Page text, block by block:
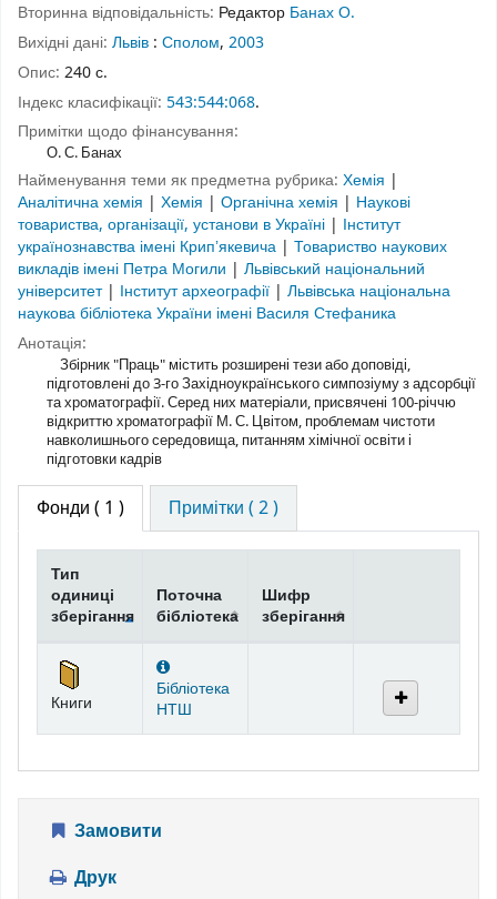
Вторинна відповідальність: Редактор Банах О.
Вихідні дані: Львів : Сполом, 2003
Опис: 240 с.
Індекс класифікації: 543:544:068.
Примітки щодо фінансування:
О. С. Банах
Найменування теми як предметна рубрика: Хемія |
Аналітична хемія | Хемія | Органічна хемія | Наукові
товариства, організації, установи в Україні | Інститут
українознавства імені Крипʼякевича | Товариство наукових
викладів імені Петра Могили | Львівський національний
університет | Інститут археографії | Львівська національна
наукова бібліотека України імені Василя Стефаника
Анотація:
Збірник "Праць" містить розширені тези або доповіді,
підготовлені до 3-го Західноукраїнського симпозіуму з адсорбції
та хроматографії. Серед них матеріали, присвячені 100-річчю
відкриттю хроматографії М. С. Цвітом, проблемам чистоти
навколишнього середовища, питанням хімічної освіти і
підготовки кадрів
Фонди ( 1 ) Примітки ( 2 )
Фонди
Тип
одиниці
зберігання
Поточна
бібліотека
Шифр
зберігання
Книги
Бібліотека
НТШ
Замовити
Друк